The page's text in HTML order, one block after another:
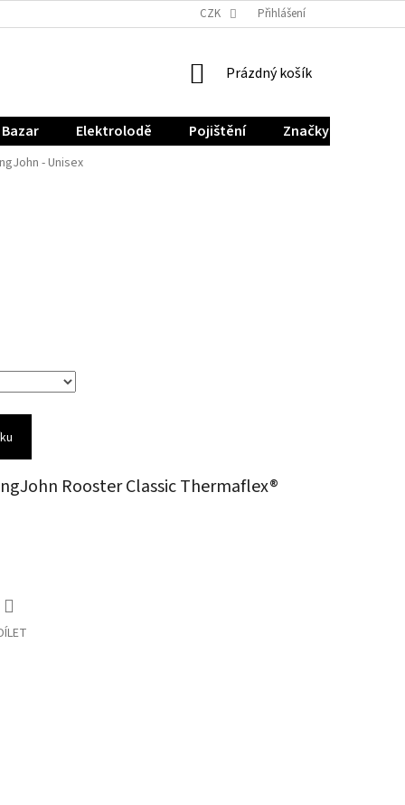
CZK Přihlášení
NÁKUPNÍ
Prázdný košík
Bazar Elektrolodě Pojištění Značky
- Unisex
Rooster Classic Thermaflex®